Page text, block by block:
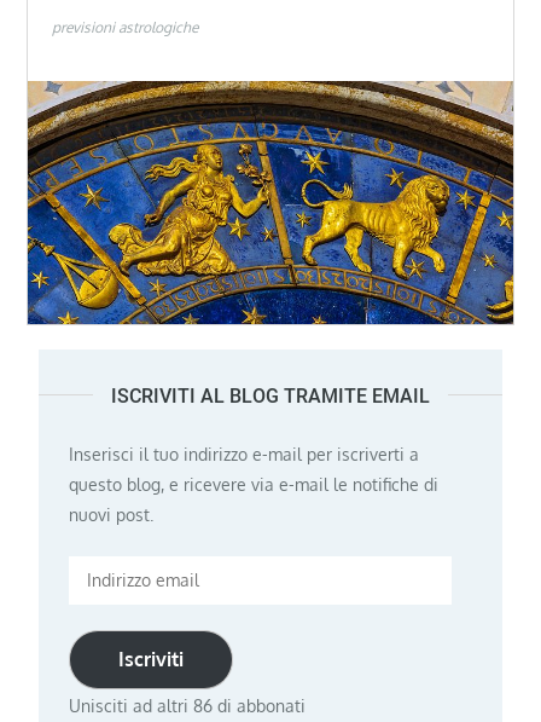
previsioni astrologiche
ISCRIVITI AL BLOG TRAMITE EMAIL
Inserisci il tuo indirizzo e-mail per iscriverti a
questo blog, e ricevere via e-mail le notifiche di
nuovi post.
Indirizzo
Iscriviti
Unisciti ad altri 86 di abbonati